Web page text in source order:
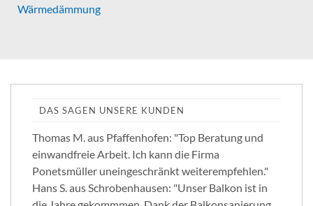
Wärmedämmung
DAS SAGEN UNSERE KUNDEN
Thomas M. aus Pfaffenhofen: "Top Beratung und
einwandfreie Arbeit. Ich kann die Firma
Ponetsmüller uneingeschränkt weiterempfehlen."
Hans S. aus Schrobenhausen: "Unser Balkon ist in